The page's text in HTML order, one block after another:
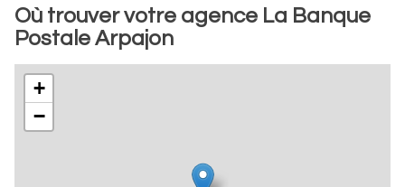
Où trouver votre agence La Banque
Postale Arpajon
+
−